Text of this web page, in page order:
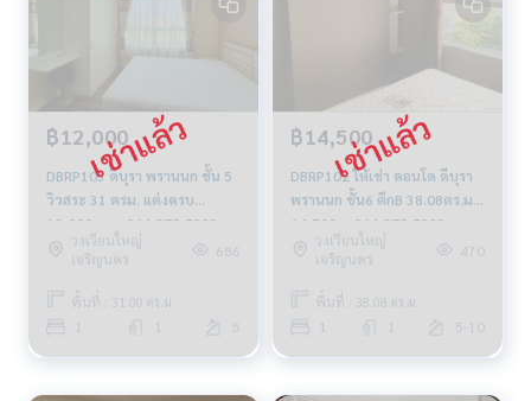
฿12,000
DBRP103 ดีบุรา พรานนก ชั้น 5
วิวสระ 31 ตรม. แต่งครบ
12,000 บาท 064-878-5283
วงเวียนใหญ่
เจริญนคร
686
พื้นที่ : 31.00 ตร.ม.
5
฿14,500
DBRP102 ให้เช่า คอนโด ดีบุรา
พรานนก ชั้น6 ตึกB 38.08ตร.ม.
14,500บ. 064-878-5283
วงเวียนใหญ่
เจริญนคร
470
พื้นที่ : 38.08 ตร.ม.
5-10